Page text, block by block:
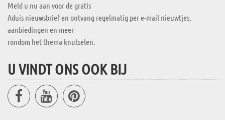
Meld u nu aan voor de gratis
Aduis nieuwsbrief en ontvang regelmatig per e-mail nieuwtjes,
aanbiedingen en meer
rondom het thema knutselen.
U VINDT ONS OOK BIJ